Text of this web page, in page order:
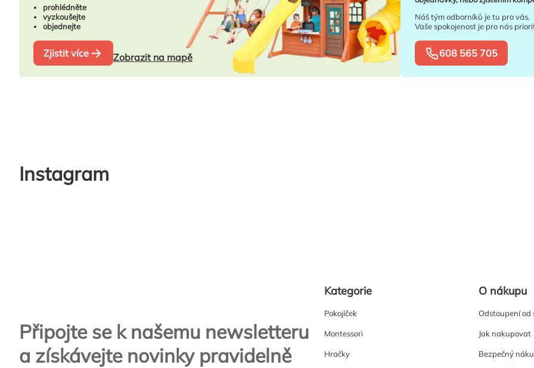
prohlédněte
vyzkoušejte
objednejte
Zjistit více Zobrazit na mapě
Náš tým odborníků je tu pro vás.
Vaše spokojenost je pro nás
608 565 705
Instagram
Připojte se k našemu newsletteru
a získávejte novinky pravidelně
Kategorie
Pokojíček
Montessori
Hračky
O nákupu
Odstoupení od
Jak nakupovat
Bezpečný